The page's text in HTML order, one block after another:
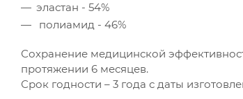
эластан - 54%
полиамид - 46%
Сохранение медицинской
протяжении 6 месяцев.
Срок годности – 3 года с даты